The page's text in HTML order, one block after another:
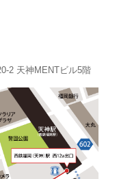
2 天神MENTビル5階